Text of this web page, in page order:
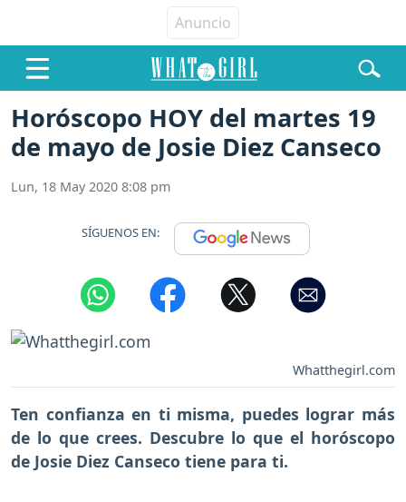
Horóscopo HOY del martes 19
de mayo de Josie Diez Canseco
Lun, 18 May 2020 8:08 pm
SÍGUENOS EN:
Whatthegirl.com
Ten confianza en ti misma, puedes lograr más
de lo que crees. Descubre lo que el horóscopo
de Josie Diez Canseco tiene para ti.